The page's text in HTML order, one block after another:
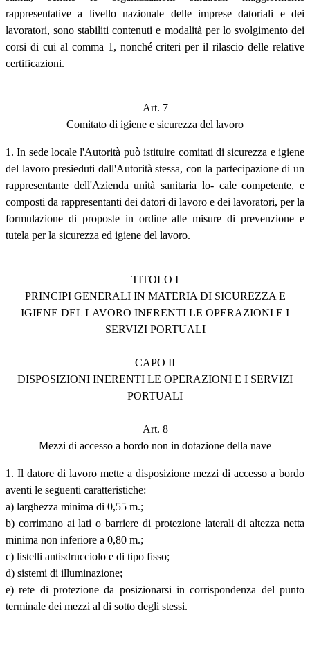
rappresentative a livello nazionale delle imprese datoriali e dei
lavoratori, sono stabiliti contenuti e modalità per lo svolgimento dei
corsi di cui al comma 1, nonché criteri per il rilascio delle relative
certificazioni.
Art. 7
Comitato di igiene e sicurezza del lavoro
1. In sede locale l'Autorità può istituire comitati di sicurezza e igiene
del lavoro presieduti dall'Autorità stessa, con la partecipazione di un
rappresentante dell'Azienda unità sanitaria lo- cale competente, e
composti da rappresentanti dei datori di lavoro e dei lavoratori, per la
formulazione di proposte in ordine alle misure di prevenzione e
tutela per la sicurezza ed igiene del lavoro.
TITOLO I
PRINCIPI GENERALI IN MATERIA DI SICUREZZA E
IGIENE DEL LAVORO INERENTI LE OPERAZIONI E I
SERVIZI PORTUALI
CAPO II
DISPOSIZIONI INERENTI LE OPERAZIONI E I SERVIZI
PORTUALI
Art. 8
Mezzi di accesso a bordo non in dotazione della nave
1. Il datore di lavoro mette a disposizione mezzi di accesso a bordo
aventi le seguenti caratteristiche:
a) larghezza minima di 0,55 m.;
b) corrimano ai lati o barriere di protezione laterali di altezza netta
minima non inferiore a 0,80 m.;
c) listelli antisdrucciolo e di tipo fisso;
d) sistemi di illuminazione;
e) rete di protezione da posizionarsi in corrispondenza del punto
terminale dei mezzi al di sotto degli stessi.